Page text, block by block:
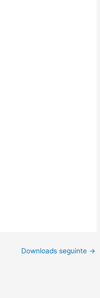
Downloads seguinte →